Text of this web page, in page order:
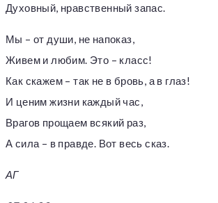
Духовный, нравственный запас.
Мы – от души, не напоказ,
Живем и любим. Это – класс!
Как скажем – так не в бровь, а в глаз!
И ценим жизни каждый час,
Врагов прощаем всякий раз,
А сила – в правде. Вот весь сказ.
АГ